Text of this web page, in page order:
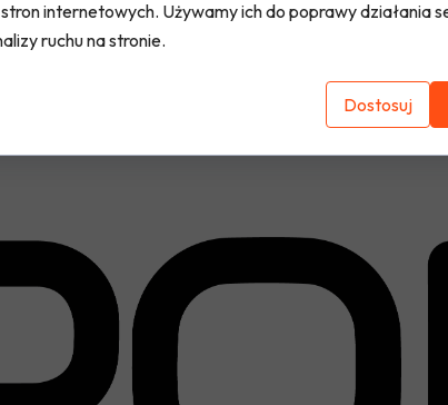
internetowych. Używamy ich do poprawy działania
ruchu na stronie.
Dostosuj